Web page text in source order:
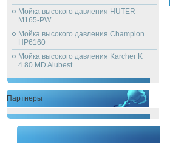
Мойка высокого давления HUTER
M165-PW
Мойка высокого давления Champion
HP6160
Мойка высокого давления Karcher K
4.80 MD Alubest
Партнеры